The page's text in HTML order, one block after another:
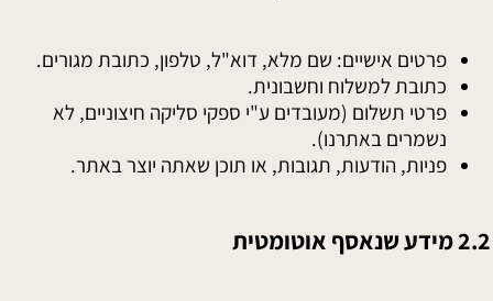
פרטים אישיים: שם מלא, דוא"ל, טלפון, כתובת מגורים.
כתובת למשלוח וחשבונית.
פרטי תשלום (מעובדים ע"י ספקי סליקה חיצוניים, לא
נשמרים באתרנו).
פניות, הודעות, תגובות, או תוכן שאתה יוצר באתר.
2.2 מידע שנאסף אוטומטית